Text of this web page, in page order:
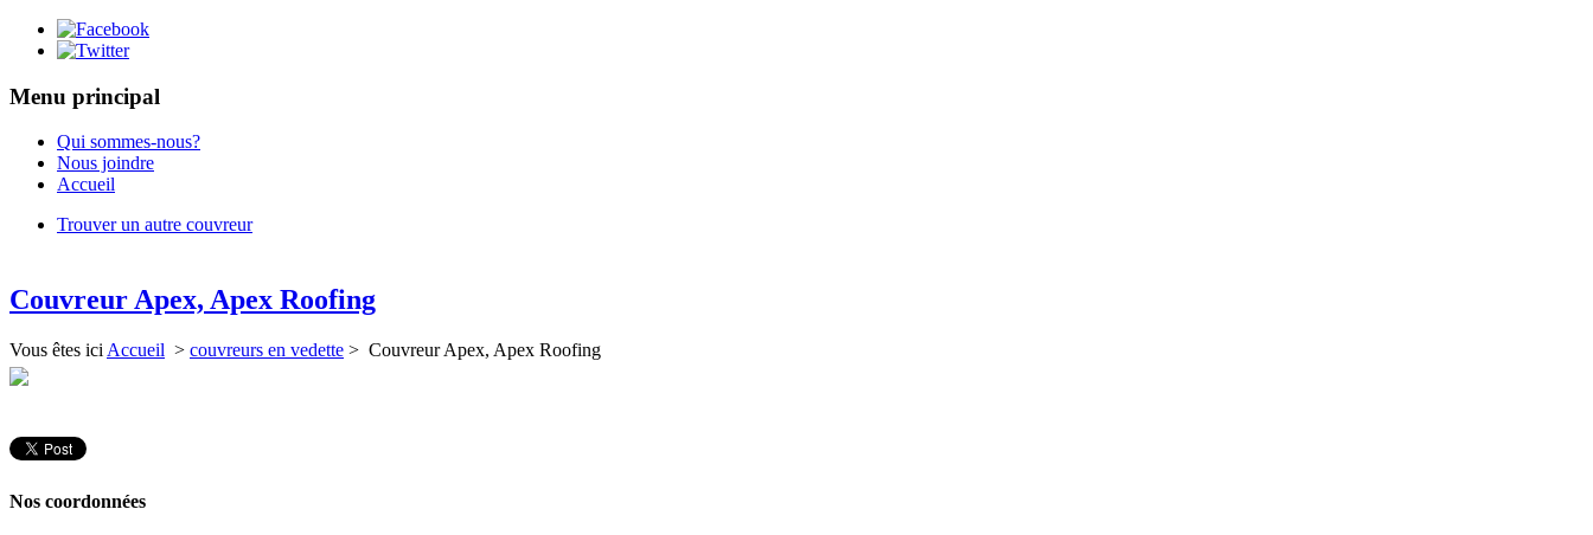
Menu principal
Qui sommes-nous?
Nous joindre
Accueil
Trouver un autre couvreur
Couvreur Apex, Apex Roofing
Vous êtes ici Accueil > couvreurs en vedette > Couvreur Apex, Apex Roofing
Nos coordonnées